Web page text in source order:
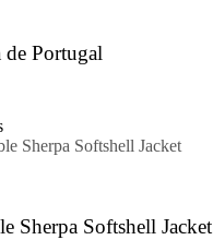
de Portugal
Sherpa Softshell Jacket